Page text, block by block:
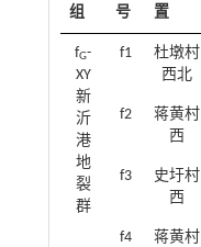
组
号
置
fG-
XY
新
沂
港
地
裂
群
f1
杜墩村
西北
f2
蒋黄村
西
f3
史圩村
西
f4
蒋黄村